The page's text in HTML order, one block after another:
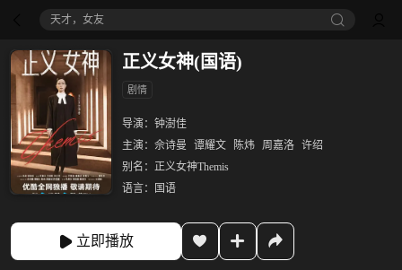
天才，女友
正义女神(国语)
剧情
导演： 钟澍佳
主演： 佘诗曼 谭耀文 陈炜 周嘉洛 许绍
别名： 正义女神Themis
语言：
国语
立即播放